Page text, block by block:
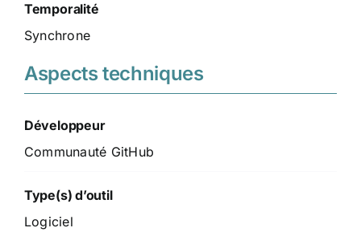
Temporalité
Synchrone
Aspects techniques
Développeur
Communauté GitHub
Type(s) d’outil
Logiciel